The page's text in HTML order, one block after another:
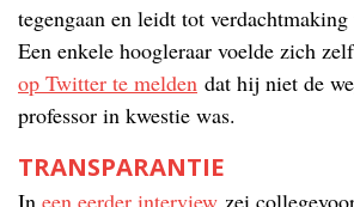
tegengaan en leidt tot
Een enkele hoogleraar voelde zich
op Twitter te melden dat hij niet de
professor in kwestie was.
TRANSPARANTIE
In een eerder interview zei